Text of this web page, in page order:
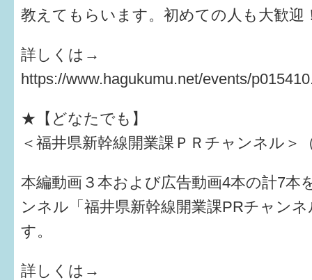
教えてもらいます。初めての人も大歓迎
詳しくは→
https://www.hagukumu.net/events/
★【どなたでも】
＜福井県新幹線開業課ＰＲチャンネル＞
本編動画３本および広告動画4本の計7本
ンネル「福井県新幹線開業課PRチャン
す。
詳しくは→